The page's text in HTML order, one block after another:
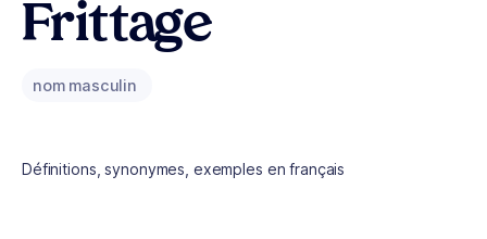
Frittage
nom masculin
Définitions, synonymes, exemples en français